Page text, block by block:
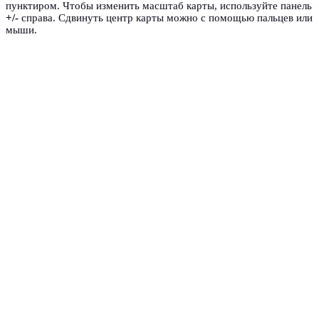
пунктиром. Чтобы изменить масштаб карты, используйте панель
+/- справа. Сдвинуть центр карты можно с помощью пальцев или
мыши.